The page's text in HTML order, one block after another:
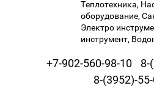
Теплотехника,
оборудование,
Электро
инструмент,
+7-902-560-98-10
8-
8-(3952)-